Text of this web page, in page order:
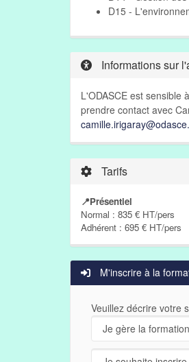
D15 -
Informations sur
L'ODASCE est sensible
prendre contact avec
Tarifs
📍Présentiel
Normal : 835 € HT/pers
Adhérent : 695 € HT/pers
M'inscrire à la
Veuillez décrire votre